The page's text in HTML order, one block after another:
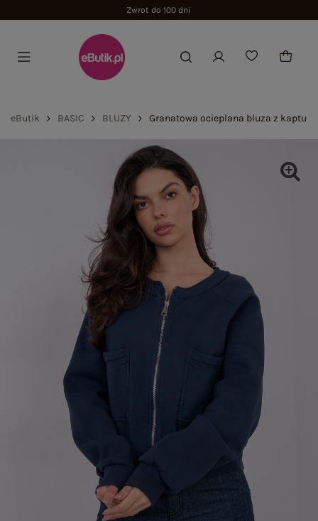
Zwrot do 100 dni
eButik BASIC BLUZY Granatowa ocieplana bluza z